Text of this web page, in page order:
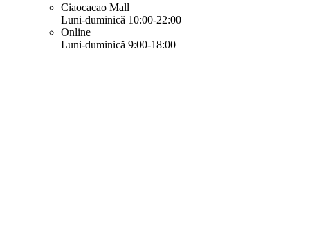
Ciaocacao Mall
Luni-duminică 10:00-22:00
Online
Luni-duminică 9:00-18:00